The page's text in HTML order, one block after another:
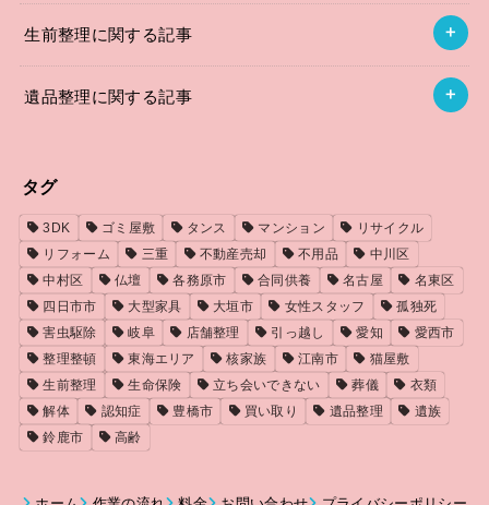
生前整理に関する記事
遺品整理に関する記事
タグ
3DK ゴミ屋敷 タンス マンション
リサイクル
リフォーム
三重 不動産売却 不用品
中川区
中村区
仏壇 各務原市 合同供養 名古屋
名東区
四日市市
大型家具 大垣市 女性スタッフ
孤独死
害虫駆除
岐阜 店舗整理 引っ越し 愛知
愛西市
整理整頓
東海エリア 核家族 江南市
猫屋敷
生前整理
生命保険 立ち会いできない 葬儀
衣類
解体
認知症 豊橋市 買い取り 遺品整理
遺族
鈴鹿市
高齢